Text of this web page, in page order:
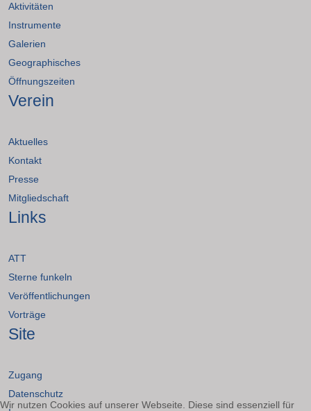
Aktivitäten
Instrumente
Galerien
Geographisches
Öffnungszeiten
Verein
Aktuelles
Kontakt
Presse
Mitgliedschaft
Links
ATT
Sterne funkeln
Veröffentlichungen
Vorträge
Site
Zugang
Datenschutz
Wir nutzen Cookies auf unserer Webseite. Diese sind essenziell für